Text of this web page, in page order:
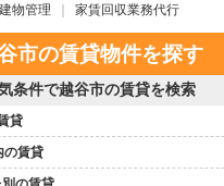
建物管理 家賃回収業務代行
市の賃貸物件を探す
条件で越谷市の賃貸を検索
貸
の賃貸